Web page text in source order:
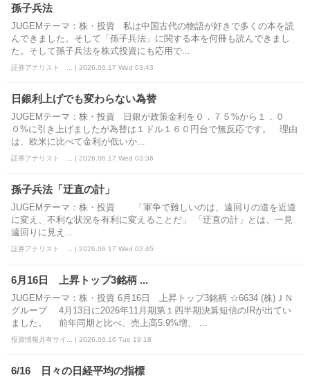
孫子兵法
JUGEMテーマ：株・投資 私は中国古代の物語が好きで多くの本を読
んできました。そして「孫子兵法」に関する本を何冊も読んできまし
た。そして孫子兵法を株式投資にも応用で...
証券アナリスト ... | 2026.06.17 Wed 03:43
日銀利上げでも変わらない為替
JUGEMテーマ：株・投資 日銀が政策金利を０．７５%から１．０
０%に引き上げましたが為替は１ドル１６０円台で無反応です。 理由
は、欧米に比べて金利が低いか...
証券アナリスト ... | 2026.06.17 Wed 03:36
孫子兵法「迂直の計」
JUGEMテーマ：株・投資 「軍争で難しいのは、遠回りの道を近道
に変え、不利な状況を有利に変えることだ」 「迂直の計」とは、一見
遠回りに見え...
証券アナリスト ... | 2026.06.17 Wed 02:45
6月16日 上昇トップ3銘柄 ...
JUGEMテーマ：株・投資 6月16日 上昇トップ3銘柄 ☆6634 (株)ＪＮ
グループ 4月13日に2026年11月期第１四半期決算短信のIRが出てい
ました。 前年同期と比べ、売上高5.9%増、 ...
投資情報共有サイ... | 2026.06.16 Tue 19:18
6/16 日々の日経平均の指標